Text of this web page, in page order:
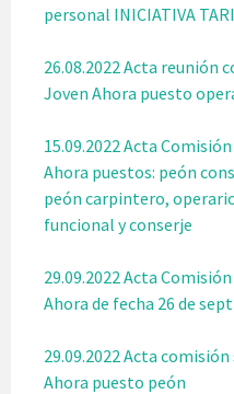
personal INICIATIVA
26.08.2022 Acta reunión
Joven Ahora puesto
15.09.2022 Acta
Ahora puestos: peón
peón carpintero,
funcional y conserje
29.09.2022 Acta
Ahora de fecha 26 de
29.09.2022 Acta
Ahora puesto peón